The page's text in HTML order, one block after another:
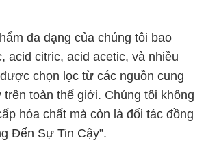
đa dạng của chúng tôi bao
acid citric, acid acetic, và nhiều
chọn lọc từ các nguồn cung
trên toàn thế giới. Chúng tôi không
hóa chất mà còn là đối tác đồng
Đến Sự Tin Cậy”.